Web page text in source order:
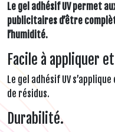
Le gel adhésif UV permet
publicitaires d’être
l’humidité.
Facile à appliquer
Le gel adhésif UV
de résidus.
Durabilité.